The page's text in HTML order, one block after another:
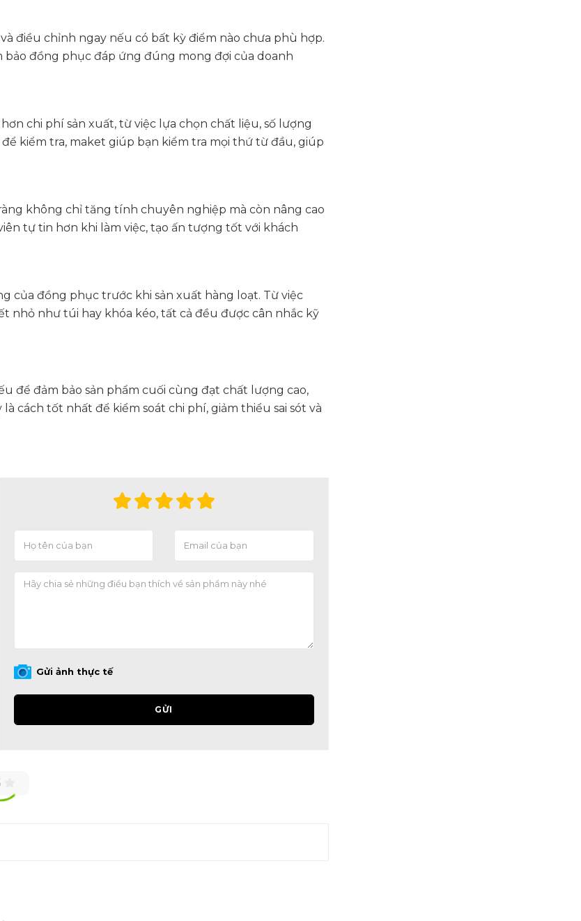
điều chỉnh ngay nếu có bất kỳ điểm nào chưa phù hợp.
bảo đồng phục đáp ứng đúng mong đợi của doanh
chi phí sản xuất, từ việc lựa chọn chất liệu, số lượng
kiểm tra, maket giúp bạn kiểm tra mọi thứ từ đầu, giúp
không chỉ tăng tính chuyên nghiệp mà còn nâng cao
tự tin hơn khi làm việc, tạo ấn tượng tốt với khách
của đồng phục trước khi sản xuất hàng loạt. Từ việc
nhỏ như túi hay khóa kéo, tất cả đều được cân nhắc kỹ
để đảm bảo sản phẩm cuối cùng đạt chất lượng cao,
cách tốt nhất để kiểm soát chi phí, giảm thiểu sai sót và
Gửi ảnh thực tế
GỬI